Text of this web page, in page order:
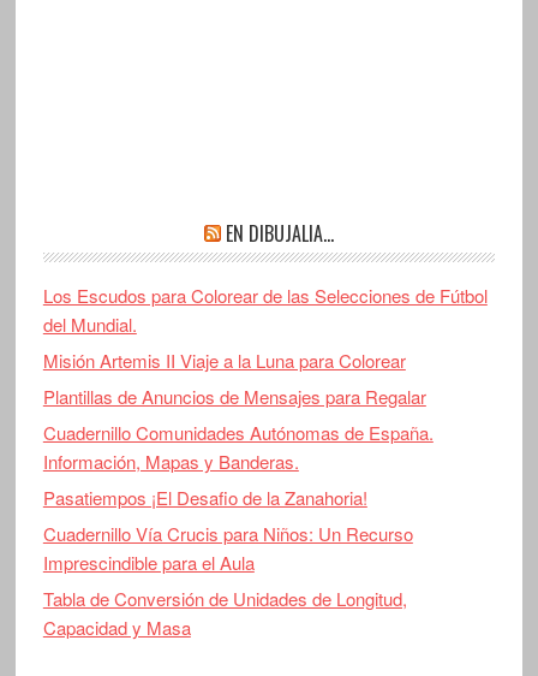
EN DIBUJALIA…
Los Escudos para Colorear de las Selecciones de Fútbol
del Mundial.
Misión Artemis II Viaje a la Luna para Colorear
Plantillas de Anuncios de Mensajes para Regalar
Cuadernillo Comunidades Autónomas de España.
Información, Mapas y Banderas.
Pasatiempos ¡El Desafio de la Zanahoria!
Cuadernillo Vía Crucis para Niños: Un Recurso
Imprescindible para el Aula
Tabla de Conversión de Unidades de Longitud,
Capacidad y Masa